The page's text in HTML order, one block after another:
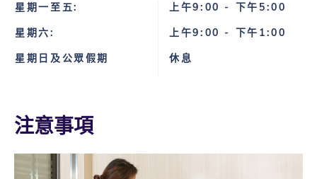
星期一至五:
上午9:00 - 下午5:00
星期六:
上午9:00 - 下午1:00
星期日及公眾假期
休息
注意事項